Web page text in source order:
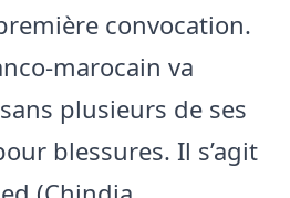
convocation.
marocain va
plusieurs de ses
blessures. Il s’agit